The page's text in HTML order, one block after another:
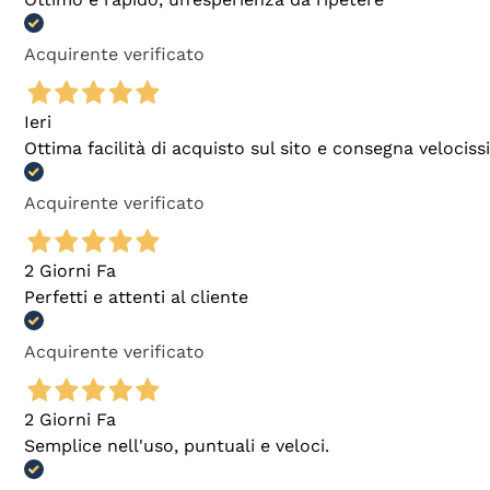
Acquirente verificato
Ieri
Ottima facilità di acquisto sul sito e consegna
Acquirente verificato
2 Giorni Fa
Perfetti e attenti al cliente
Acquirente verificato
2 Giorni Fa
Semplice nell'uso, puntuali e veloci.